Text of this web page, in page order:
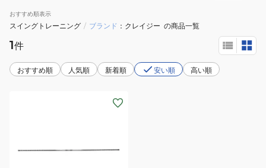
おすすめ順表示
スイングトレーニング / ブランド クレイジー の商品一覧
1件
おすすめ順 人気順 新着順 安い順 高い順